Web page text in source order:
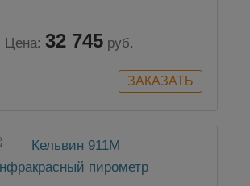
Цена: 32 745 руб.